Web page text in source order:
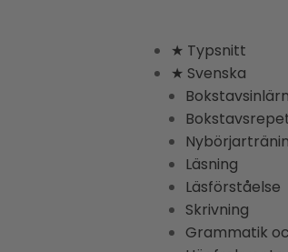
★ Typsnitt
★ Svenska
Läsning
Läsförståelse
Skrivning
Grammatik